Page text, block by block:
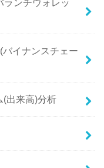
ランチウォレッ
イナンスチェー
(出来高)分析